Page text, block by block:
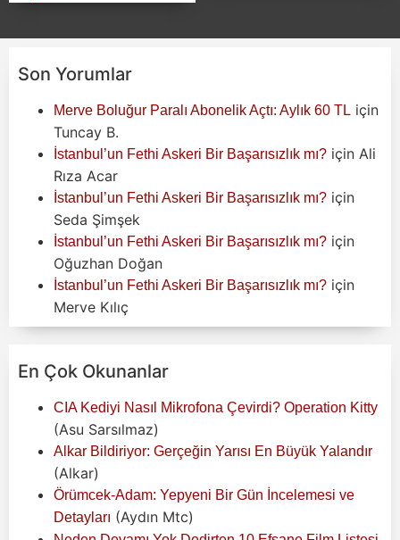
Son Yorumlar
Merve Boluğur Paralı Abonelik Açtı: Aylık 60 TL için
Tuncay B.
İstanbul’un Fethi Askeri Bir Başarısızlık mı? için Ali
Rıza Acar
İstanbul’un Fethi Askeri Bir Başarısızlık mı? için
Seda Şimşek
İstanbul’un Fethi Askeri Bir Başarısızlık mı? için
Oğuzhan Doğan
İstanbul’un Fethi Askeri Bir Başarısızlık mı? için
Merve Kılıç
En Çok Okunanlar
CIA Kediyi Nasıl Mikrofona Çevirdi? Operation Kitty
(Asu Sarsılmaz)
Alkar Bildiriyor: Gerçeğin Yarısı En Büyük Yalandır
(Alkar)
Örümcek-Adam: Yepyeni Bir Gün İncelemesi ve
Detayları (Aydın Mtc)